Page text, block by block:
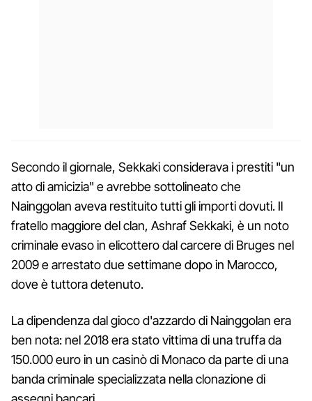
Secondo il giornale, Sekkaki considerava i prestiti "un
atto di amicizia" e avrebbe sottolineato che
Nainggolan aveva restituito tutti gli importi dovuti. Il
fratello maggiore del clan, Ashraf Sekkaki, è un noto
criminale evaso in elicottero dal carcere di Bruges nel
2009 e arrestato due settimane dopo in Marocco,
dove è tuttora detenuto.
La dipendenza dal gioco d'azzardo di Nainggolan era
ben nota: nel 2018 era stato vittima di una truffa da
150.000 euro in un casinò di Monaco da parte di una
banda criminale specializzata nella clonazione di